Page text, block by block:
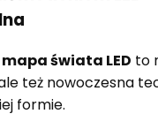
świata LED to
też nowoczesna
formie.